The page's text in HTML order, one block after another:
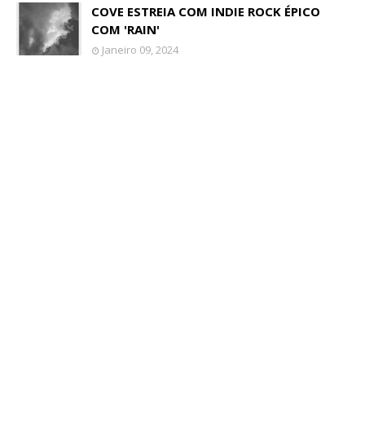
COVE ESTREIA COM INDIE ROCK ÉPICO
COM 'RAIN'
Janeiro 09, 2024